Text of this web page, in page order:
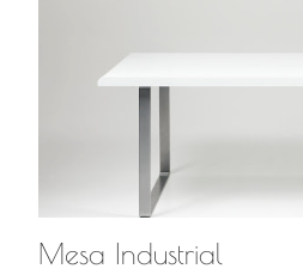
Mesa Industrial